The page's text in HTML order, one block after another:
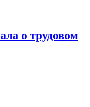
о трудовом